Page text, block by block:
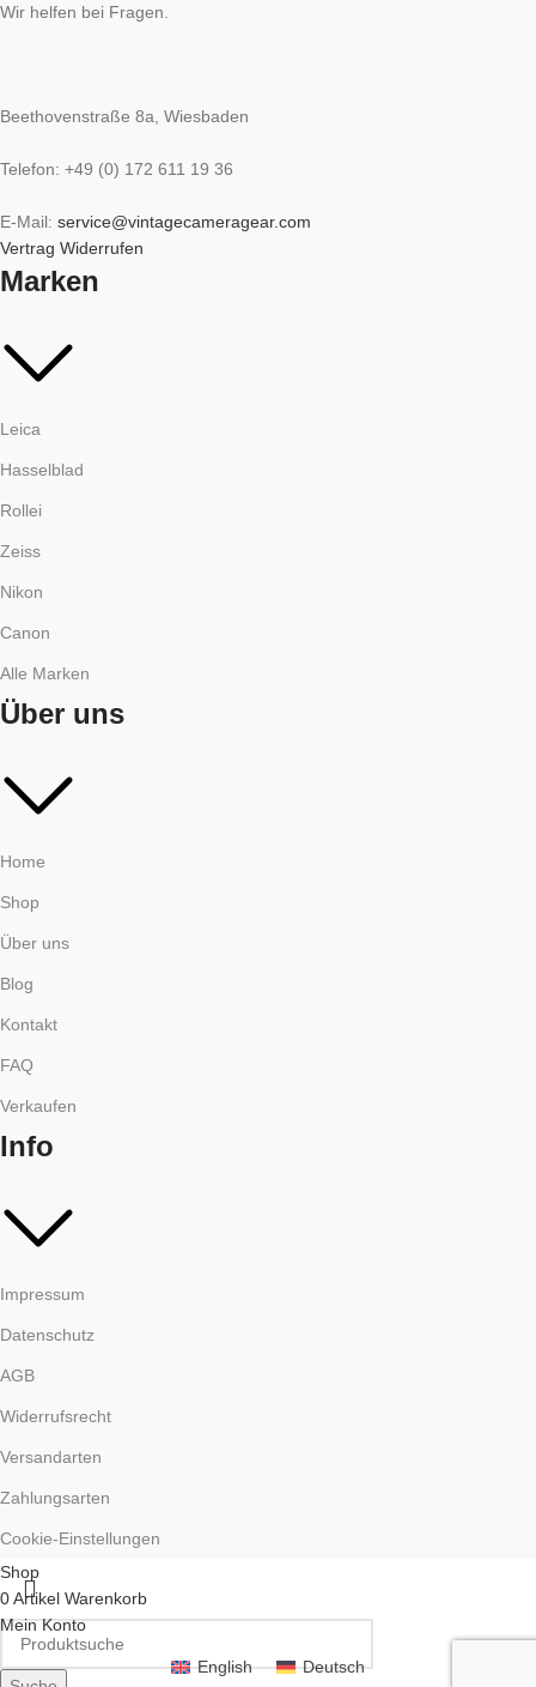
Wir helfen bei Fragen.
Beethovenstraße 8a, Wiesbaden
Telefon: +49 (0) 172 611 19 36
E-Mail: service@vintagecameragear.com
Vertrag Widerrufen
Marken
Leica
Hasselblad
Rollei
Zeiss
Nikon
Canon
Alle Marken
Über uns
Home
Shop
Über uns
Blog
Kontakt
FAQ
Verkaufen
Info
Impressum
Datenschutz
AGB
Widerrufsrecht
Versandarten
Zahlungsarten
Cookie-Einstellungen
Shop
0Artikel Warenkorb
Mein Konto
English Deutsch